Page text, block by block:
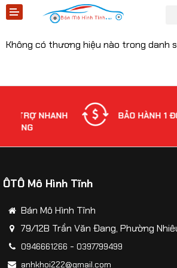
Tiktok
Tin tức
Liên hệ
Mô hình quân sự
HUNTER
Không có thương hiệu nào trong danh
NHANH
BẢO HÀNH 1 ĐỔI 1
ÔTÔ Mô Hình Tĩnh
Bán Mô Hình Tĩnh
79/12B Trần Văn Đang, Phường
0946661266 - 0397799499
anhkhoi222@gmail.com